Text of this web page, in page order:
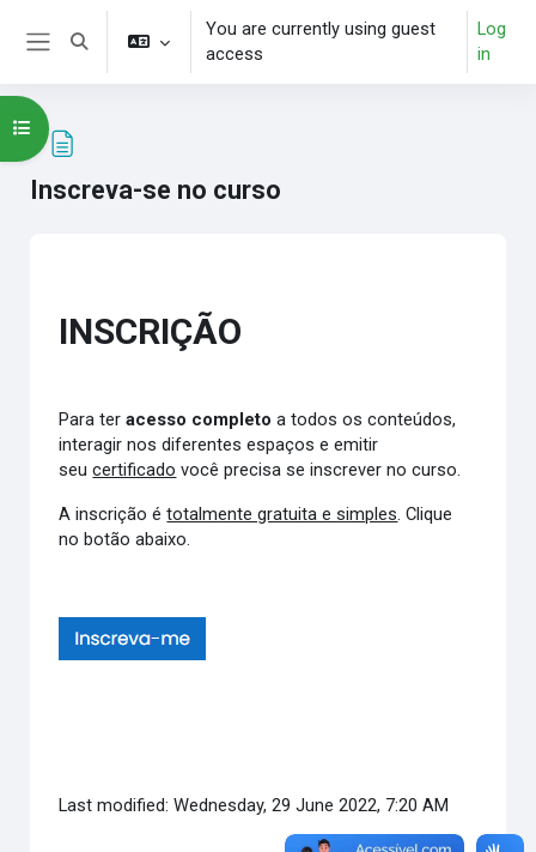
Skip to main content
Toggle search input
You are currently using guest
access
Log
in
Inscreva-se no curso
Open course index
INSCRIÇÃO
Para teracesso completo a todos os conteúdos,
interagir nos diferentes espaços e emitir
seucertificado você precisa se inscrever no curso.
A inscrição étotalmente gratuita e simples. Clique
no botão abaixo.
Last modified: Wednesday, 29 June 2022, 7:20 AM